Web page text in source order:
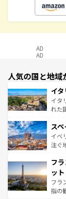
AD
AD
人気の国と地域
イ
イタ
れた
ろん
景な
ピザ
ませ
なお
しい
ス
イベ
注ぐ
文化
れる
る。
アー
フ
ット
フラ
指の